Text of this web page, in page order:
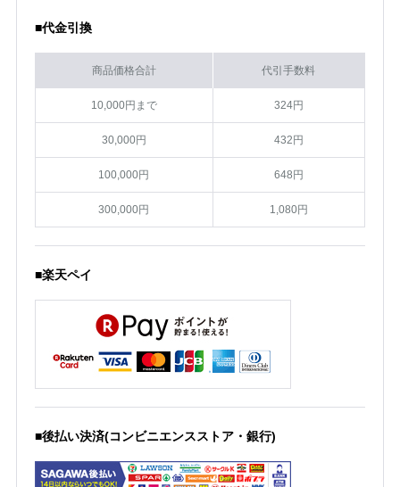
■代金引換
商品価格合計 代引手数料
10,000円まで 324円
30,000円 432円
100,000円 648円
300,000円 1,080円
■楽天ペイ
■後払い決済(コンビニエンスストア・銀行)